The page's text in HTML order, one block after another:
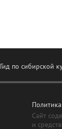
Гид по сибирской
Сайт
и